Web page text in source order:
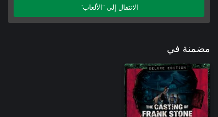
الانتقال إلى "الألعاب"
مضمنة في